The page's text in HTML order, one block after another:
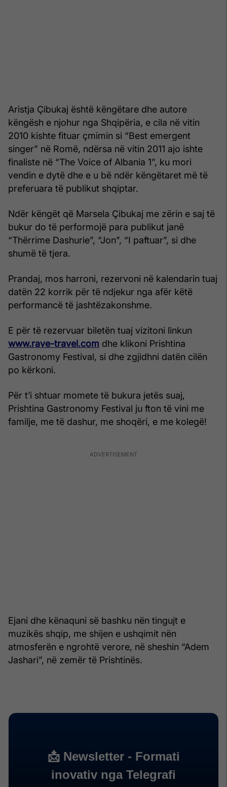
Aristja Çibukaj është këngëtare dhe autore
këngësh e njohur nga Shqipëria, e cila në vitin
2010 kishte fituar çmimin si “Best emergent
singer” në Romë, ndërsa në vitin 2011 ajo ishte
finaliste në “The Voice of Albania 1”, ku mori
vendin e dytë dhe e u bë ndër këngëtaret më të
preferuara të publikut shqiptar.
Ndër këngët që Marsela Çibukaj me zërin e saj të
bukur do të performojë para publikut janë
“Thërrime Dashurie”, “Jon”, “I paftuar”, si dhe
shumë të tjera.
Prandaj, mos harroni, rezervoni në kalendarin tuaj
datën 22 korrik për të ndjekur nga afër këtë
performancë të jashtëzakonshme.
E për të rezervuar biletën tuaj vizitoni linkun
www.rave-travel.com dhe klikoni Prishtina
Gastronomy Festival, si dhe zgjidhni datën cilën
po kërkoni.
Për t’i shtuar momete të bukura jetës suaj,
Prishtina Gastronomy Festival ju fton të vini me
familje, me të dashur, me shoqëri, e me kolegë!
Ejani dhe kënaquni së bashku nën tingujt e
muzikës shqip, me shijen e ushqimit nën
atmosferën e ngrohtë verore, në sheshin “Adem
Jashari”, në zemër të Prishtinës.